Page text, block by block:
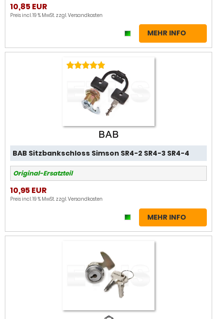
10,85 EUR
Preis incl. 19 % MwSt. zzgl.Versandkosten
MEHR INFO
BAB Sitzbankschloss Simson SR4-2 SR4-3 SR4-4
Original-Ersatzteil
10,95 EUR
Preis incl. 19 % MwSt. zzgl.Versandkosten
MEHR INFO